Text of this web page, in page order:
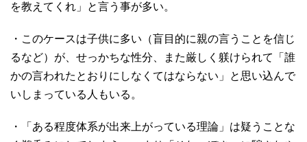
を教えてくれ」と言う事が多い。
・このケースは子供に多い（盲目的に親の言うことを信じ
るなど）が、せっかちな性分、また厳しく躾けられて「誰
かの言われたとおりにしなくてはならない」と思い込んで
いしまっている人もいる。
・「ある程度体系が出来上がっている理論」は疑うことな